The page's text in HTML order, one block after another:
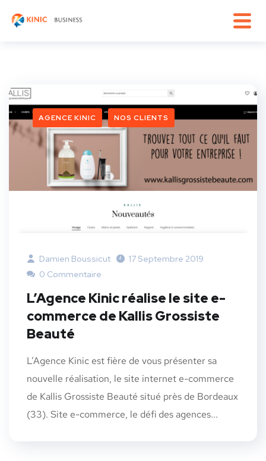
AGENCE KINIC NOS CLIENTS
Damien Boussicut
17 Septembre 2019
0 Commentaire
L’Agence Kinic réalise le site e-
commerce de Kallis Grossiste
Beauté
L’Agence Kinic est fière de vous présenter sa
nouvelle réalisation, le site internet e-commerce
de Kallis Grossiste Beauté situé près de Bordeaux
(33). Site e-commerce, le défi des agences...